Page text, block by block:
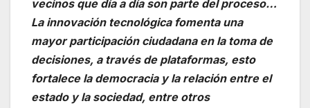
vecinos que día a día son parte del proceso…
La innovación tecnológica fomenta una
mayor participación ciudadana en la toma de
decisiones, a través de plataformas, esto
fortalece la democracia y la relación entre el
estado y la sociedad, entre otros